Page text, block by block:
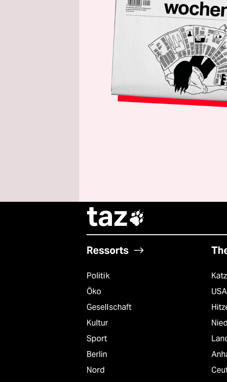
taz
Ressorts
Politik
Öko
Gesellschaft
Kultur
Sport
Berlin
Nord